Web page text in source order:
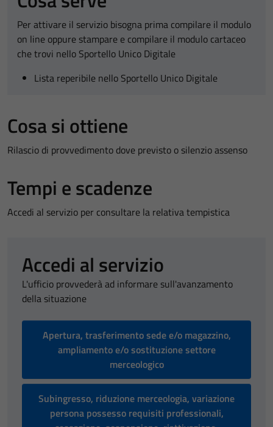
Per attivare il servizio bisogna prima compilare il modulo
on line oppure stampare e compilare il modulo cartaceo
che trovi nello Sportello Unico Digitale
Lista reperibile nello Sportello Unico Digitale
Cosa si ottiene
Rilascio di provvedimento dove previsto o silenzio assenso
Tempi e scadenze
Accedi al servizio per consultare la relativa tempistica
Accedi al servizio
L'ufficio provvederà ad informare sull'avanzamento
della situazione
Apertura, trasferimento sede e/o magazzino,
ampliamento e/o sostituzione settore
merceologico
Subingresso, riduzione merceologia, variazione
persona possesso requisiti professionali,